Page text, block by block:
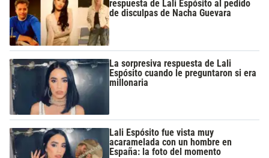
respuesta de Lali Espósito al pedido
de disculpas de Nacha Guevara
La sorpresiva respuesta de Lali
Espósito cuando le preguntaron si era
millonaria
Lali Espósito fue vista muy
acaramelada con un hombre en
España: la foto del momento